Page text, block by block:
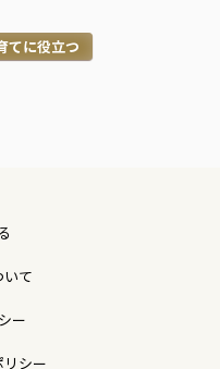
てに役立つ
て
ー
シー